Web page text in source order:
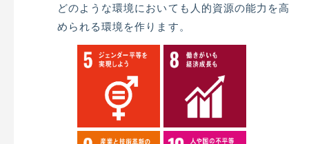
どのような環境においても人的資源の能力を高
められる環境を作ります。